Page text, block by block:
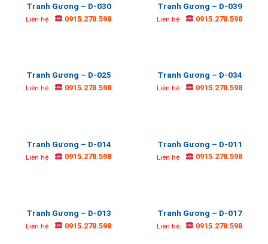
Tranh Gương – D-030
Liên hệ 0915.278.598
Tranh Gương – D-039
Liên hệ 0915.278.598
Tranh Gương – D-025
Liên hệ 0915.278.598
Tranh Gương – D-034
Liên hệ 0915.278.598
Tranh Gương – D-014
Liên hệ 0915.278.598
Tranh Gương – D-011
Liên hệ 0915.278.598
Tranh Gương – D-013
Liên hệ 0915.278.598
Tranh Gương – D-017
Liên hệ 0915.278.598